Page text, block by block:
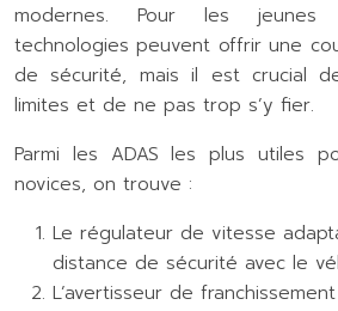
modernes. Pour les jeunes
technologies peuvent offrir une
de sécurité, mais il est crucial
limites et de ne pas trop s’y fier.
Parmi les ADAS les plus utiles
novices, on trouve :
Le régulateur de vitesse
distance de sécurité avec le
L’avertisseur de